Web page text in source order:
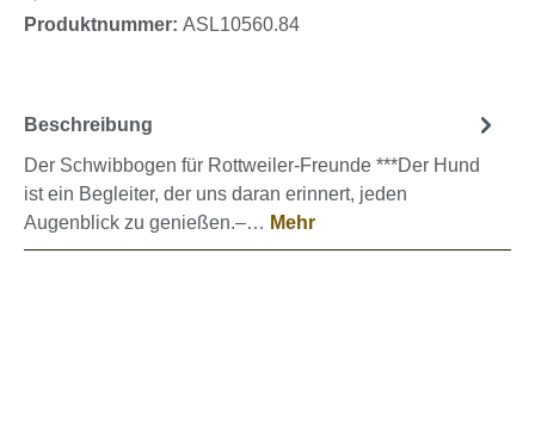
Produktnummer: ASL10560.84
Beschreibung
Der Schwibbogen für Rottweiler-Freunde ***Der Hund
ist ein Begleiter, der uns daran erinnert, jeden
Augenblick zu genießen.–… Mehr